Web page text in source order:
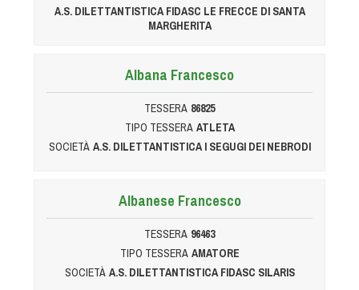
A.S. DILETTANTISTICA FIDASC LE FRECCE DI SANTA
MARGHERITA
Albana Francesco
TESSERA 86825
TIPO TESSERA ATLETA
SOCIETÀ A.S. DILETTANTISTICA I SEGUGI DEI NEBRODI
Albanese Francesco
TESSERA 96463
TIPO TESSERA AMATORE
SOCIETÀ A.S. DILETTANTISTICA FIDASC SILARIS
Softair
Cinofilia Sportiva
Agility
DiscDog
Dog Triathlon
Hoopers
Mantrailing
Nosework